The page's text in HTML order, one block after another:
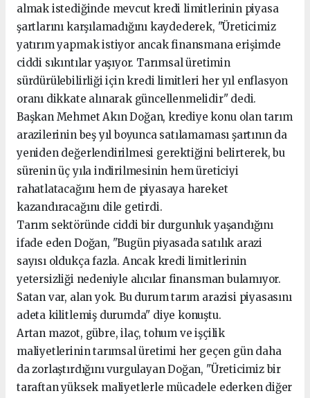
almak istediğinde mevcut kredi limitlerinin piyasa
şartlarını karşılamadığını kaydederek, "Üreticimiz
yatırım yapmak istiyor ancak finansmana erişimde
ciddi sıkıntılar yaşıyor. Tarımsal üretimin
sürdürülebilirliği için kredi limitleri her yıl enflasyon
oranı dikkate alınarak güncellenmelidir" dedi.
Başkan Mehmet Akın Doğan, krediye konu olan tarım
arazilerinin beş yıl boyunca satılamaması şartının da
yeniden değerlendirilmesi gerektiğini belirterek, bu
sürenin üç yıla indirilmesinin hem üreticiyi
rahatlatacağını hem de piyasaya hareket
kazandıracağını dile getirdi.
Tarım sektöründe ciddi bir durgunluk yaşandığını
ifade eden Doğan, "Bugün piyasada satılık arazi
sayısı oldukça fazla. Ancak kredi limitlerinin
yetersizliği nedeniyle alıcılar finansman bulamıyor.
Satan var, alan yok. Bu durum tarım arazisi piyasasını
adeta kilitlemiş durumda" diye konuştu.
Artan mazot, gübre, ilaç, tohum ve işçilik
maliyetlerinin tarımsal üretimi her geçen gün daha
da zorlaştırdığını vurgulayan Doğan, "Üreticimiz bir
taraftan yüksek maliyetlerle mücadele ederken diğer